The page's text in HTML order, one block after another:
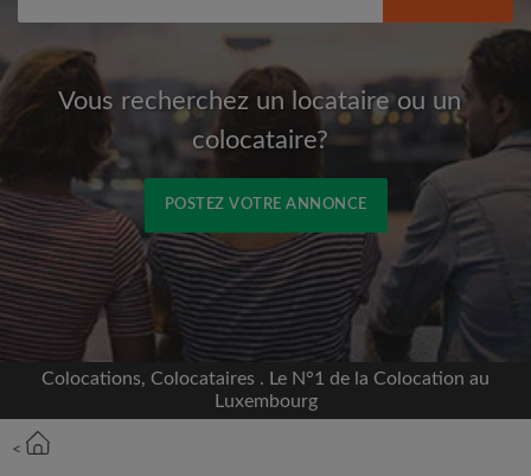
Vous recherchez un locataire ou un
colocataire?
POSTEZ VOTRE ANNONCE
Inscrivez-vous avec Facebook
Nous ne publierons jamais sur votre page sans
Colocations, Colocataires . Le N°1 de la Colocation au
Luxembourg
<